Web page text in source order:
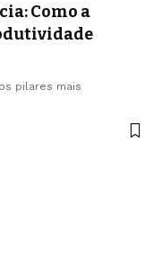
Como a
pilares mais